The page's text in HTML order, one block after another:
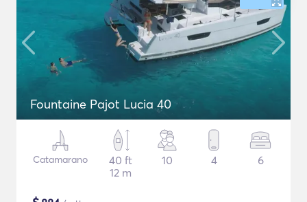
Fountaine Pajot Lucia 40
Catamarano
40 ft
12 m
10 4 6